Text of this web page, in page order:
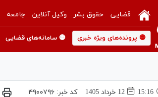
قضایی حقوق بشر وکیل آنلاین جامعه
🟡 پرونده‌های ویژه خبری 🟡 سامانه‌های قضایی
15:16 12 خرداد 1405 کد خبر:۴۹۰۰۷۹۶